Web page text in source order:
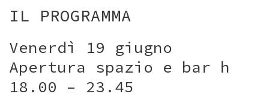
IL PROGRAMMA
Venerdì 19 giugno
Apertura spazio e bar h
18.00 – 23.45